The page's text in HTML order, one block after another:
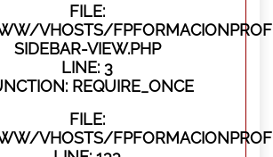
FILE:
VHOSTS/
SIDEBAR-VIEW.PHP
LINE: 3
REQUIRE_ONCE
FILE:
VHOSTS/